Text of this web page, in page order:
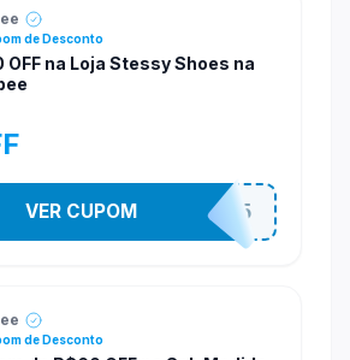
de Desconto
OFF na Loja Stessy Shoes na
STES2525
VER CUPOM
de Desconto